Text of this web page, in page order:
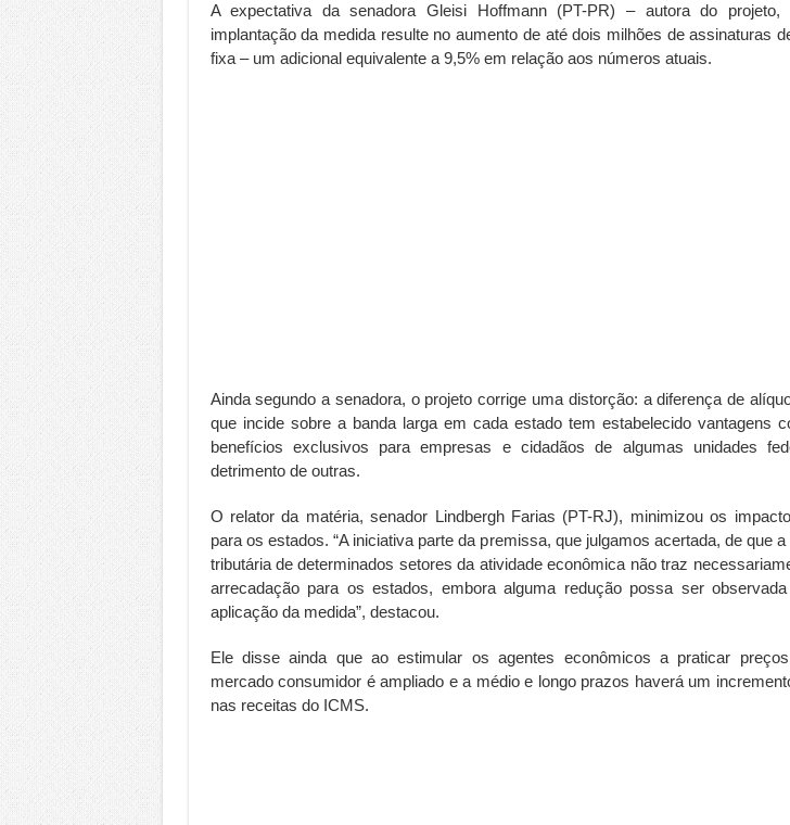
A expectativa da senadora Gleisi Hoffmann (PT-PR) – autora do
implantação da medida resulte no aumento de até dois milhões de assinaturas
fixa – um adicional equivalente a 9,5% em relação aos números atuais.
Ainda segundo a senadora, o projeto corrige uma distorção: a diferença de
que incide sobre a banda larga em cada estado tem estabelecido vantagens
benefícios exclusivos para empresas e cidadãos de algumas unidades
detrimento de outras.
O relator da matéria, senador Lindbergh Farias (PT-RJ), minimizou os
para os estados. “A iniciativa parte da premissa, que julgamos acertada, de que
tributária de determinados setores da atividade econômica não traz
arrecadação para os estados, embora alguma redução possa ser
aplicação da medida”, destacou.
Ele disse ainda que ao estimular os agentes econômicos a praticar
mercado consumidor é ampliado e a médio e longo prazos haverá um
nas receitas do ICMS.